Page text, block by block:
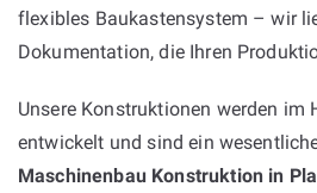
flexibles Baukastensystem – wir
Dokumentation, die Ihren
Unsere Konstruktionen werden im
entwickelt und sind ein
Maschinenbau Konstruktion in